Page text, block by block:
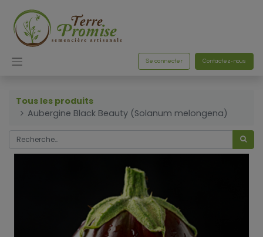
Se connecter Contactez-nous
Tous les produits
Aubergine Black Beauty (Solanum melongena)